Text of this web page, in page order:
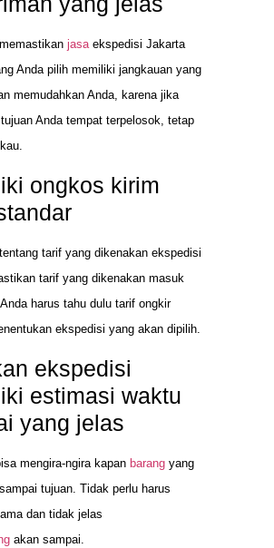
jasa ekspedisi Jakarta
Anda pilih memiliki jangkauan yang
memudahkan Anda, karena jika
Anda tempat terpelosok, tetap
ongkos kirim
tarif yang dikenakan ekspedisi
tarif yang dikenakan masuk
harus tahu dulu tarif ongkir
ekspedisi yang akan dipilih.
ekspedisi
estimasi waktu
yang jelas
mengira-ngira kapan barang yang
tujuan. Tidak perlu harus
dan tidak jelas
akan sampai.